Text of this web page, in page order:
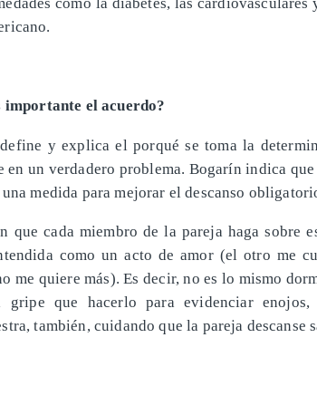
importante el acuerdo?
y explica el porqué se toma la
en un verdadero problema. Bogarín indica
medida para mejorar el descanso
que cada miembro de la pareja haga sobre
como un acto de amor (el otro me
me quiere más). Es decir, no es lo mismo
que hacerlo para evidenciar enojos,
también, cuidando que la pareja descanse